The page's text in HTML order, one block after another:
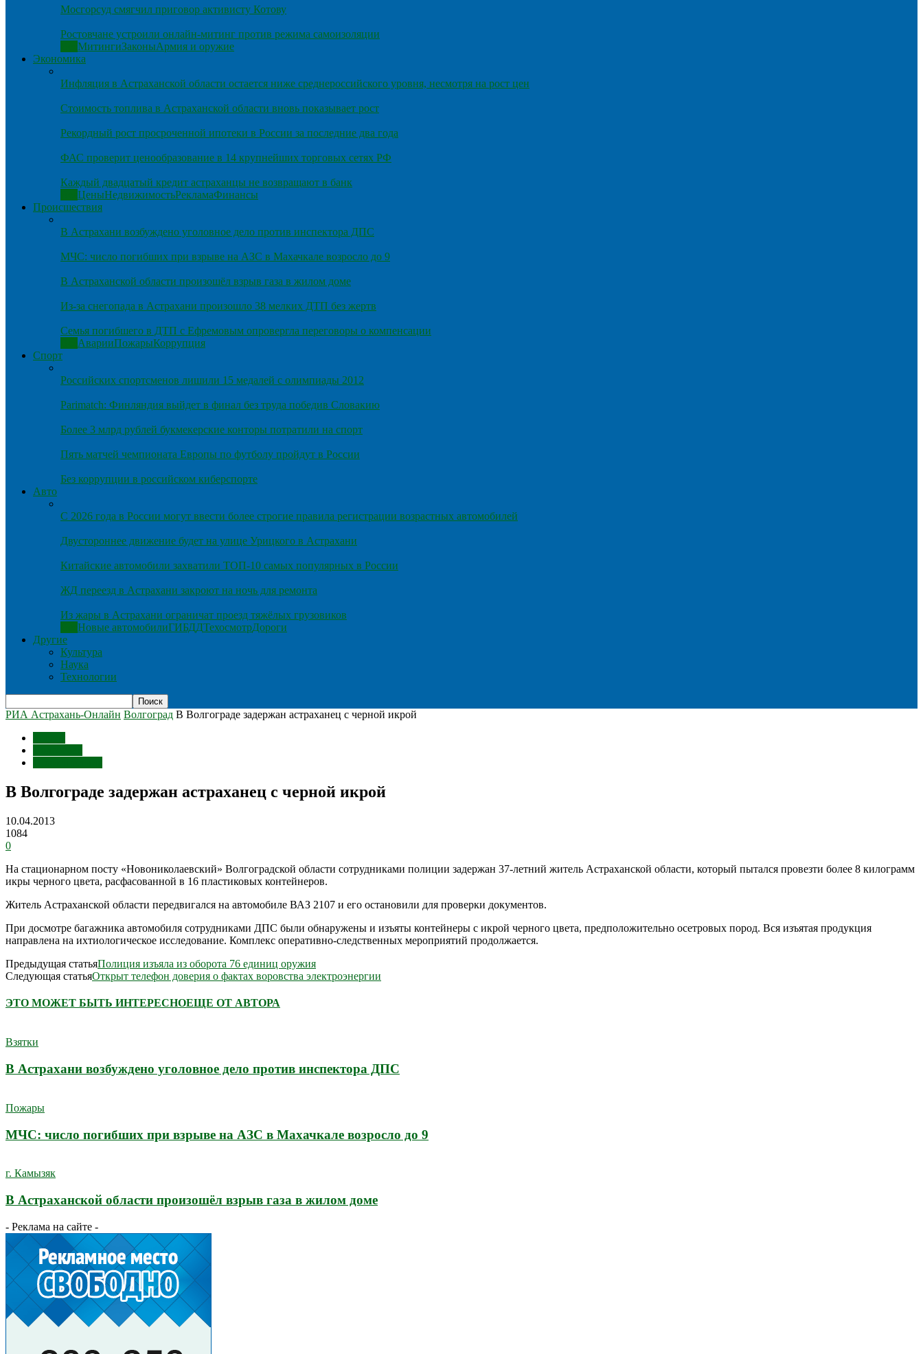
Мосгорсуд смягчил приговор активисту Котову
Ростовчане устроили онлайн-митинг против режима самоизоляции
МитингиЗаконыАрмия и оружие
Экономика
Инфляция в Астраханской области остается ниже среднероссийского уровня, несмотря на рост цен
Стоимость топлива в Астраханской области вновь показывает рост
Рекордный рост просроченной ипотеки в России за последние два года
ФАС проверит ценообразование в 14 крупнейших торговых сетях РФ
Каждый двадцатый кредит астраханцы не возвращают в банк
ЦеныНедвижимостьРекламаФинансы
Происшествия
В Астрахани возбуждено уголовное дело против инспектора ДПС
МЧС: число погибших при взрыве на АЗС в Махачкале возросло до 9
В Астраханской области произошёл взрыв газа в жилом доме
Из-за снегопада в Астрахани произошло 38 мелких ДТП без жертв
Семья погибшего в ДТП с Ефремовым опровергла переговоры о компенсации
АварииПожарыКоррупция
Спорт
Российских спортсменов лишили 15 медалей с олимпиады 2012
Parimatch: Финляндия выйдет в финал без труда победив Словакию
Более 3 млрд рублей букмекерские конторы потратили на спорт
Пять матчей чемпионата Европы по футболу пройдут в России
Без коррупции в российском киберспорте
Авто
С 2026 года в России могут ввести более строгие правила регистрации возрастных автомобилей
Двустороннее движение будет на улице Урицкого в Астрахани
Китайские автомобили захватили ТОП-10 самых популярных в России
ЖД переезд в Астрахани закроют на ночь для ремонта
Из жары в Астрахани ограничат проезд тяжёлых грузовиков
Новые автомобилиГИБДДТехосмотрДороги
Другие
Культура
Наука
Технологии
РИА Астрахань-Онлайн Волгоград В Волгограде задержан астраханец с черной икрой
В Волгограде задержан астраханец с черной икрой
10.04.2013
1084
0
На стационарном посту «Новониколаевский» Волгоградской области сотрудниками полиции задержан 37-летний житель Астраханской области, который пытался провезти более 8 килограмм
икры черного цвета, расфасованной в 16 пластиковых контейнеров.
Житель Астраханской области передвигался на автомобиле ВАЗ 2107 и его остановили для проверки документов.
При досмотре багажника автомобиля сотрудниками ДПС были обнаружены и изъяты контейнеры с икрой черного цвета, предположительно осетровых пород. Вся изъятая продукция
направлена на ихтиологическое исследование. Комплекс оперативно-следственных мероприятий продолжается.
Предыдущая статьяПолиция изъяла из оборота 76 единиц оружия
Следующая статьяОткрыт телефон доверия о фактах воровства электроэнергии
ЭТО МОЖЕТ БЫТЬ ИНТЕРЕСНОЕЩЕ ОТ АВТОРА
Взятки
В Астрахани возбуждено уголовное дело против инспектора ДПС
Пожары
МЧС: число погибших при взрыве на АЗС в Махачкале возросло до 9
г. Камызяк
В Астраханской области произошёл взрыв газа в жилом доме
- Реклама на сайте -